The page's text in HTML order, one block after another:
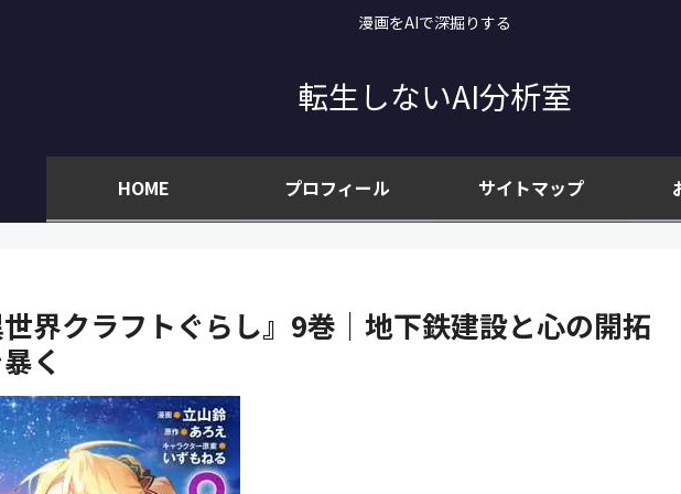
漫画をAIで深掘りする
転生しないAI分析室
HOME プロフィール サイトマップ
世界クラフトぐらし』9巻｜地下鉄建設と心の開拓
く